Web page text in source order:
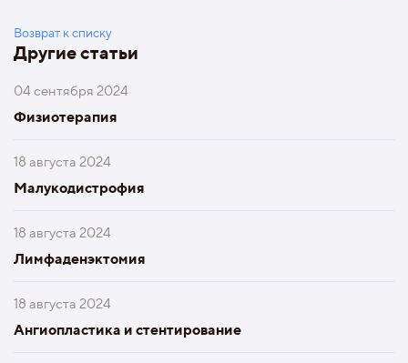
Возврат к списку
Другие статьи
04 сентября 2024
Физиотерапия
18 августа 2024
Малукодистрофия
18 августа 2024
Лимфаденэктомия
18 августа 2024
Ангиопластика и стентирование